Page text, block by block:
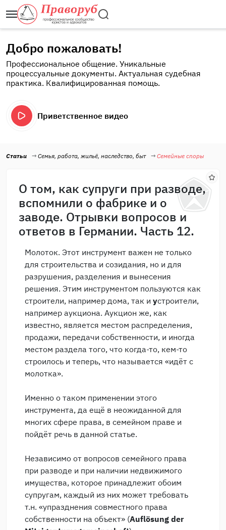
Добро пожаловать!
Профессиональное общение. Уникальные
процессуальные документы. Актуальная судебная
практика. Квалифицированная помощь.
Приветственное видео
Статьи Семья, работа, жильё, наследство, быт Семейные споры
О том, как супруги при разводе,
вспомнили о фабрике и о
заводе. Отрывки вопросов и
ответов в Германии. Часть 12.
Молоток. Этот инструмент важен не только
для строительства и созидания, но и для
разрушения, разделения и вынесения
решения. Этим инструментом пользуются как
строители, например дома, так и устроители,
например аукциона. Аукцион же, как
известно, является местом распределения,
продажи, передачи собственности, и иногда
местом раздела того, что когда-то, кем-то
строилось и теперь, что называется «идёт с
молотка».
Именно о таком применении этого
инструмента, да ещё в неожиданной для
многих сфере права, в семейном праве и
пойдёт речь в данной статье.
Независимо от вопросов семейного права
при разводе и при наличии недвижимого
имущества, которое принадлежит обоим
супругам, каждый из них может требовать
т.н. «упразднения совместного права
собственности на объект» (Auflösung der